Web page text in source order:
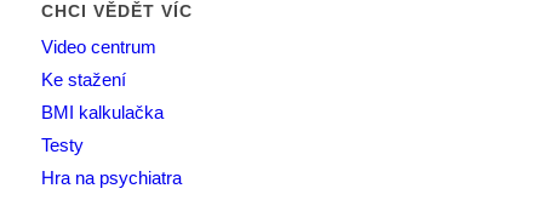
CHCI VĚDĚT VÍC
Video centrum
Ke stažení
BMI kalkulačka
Testy
Hra na psychiatra